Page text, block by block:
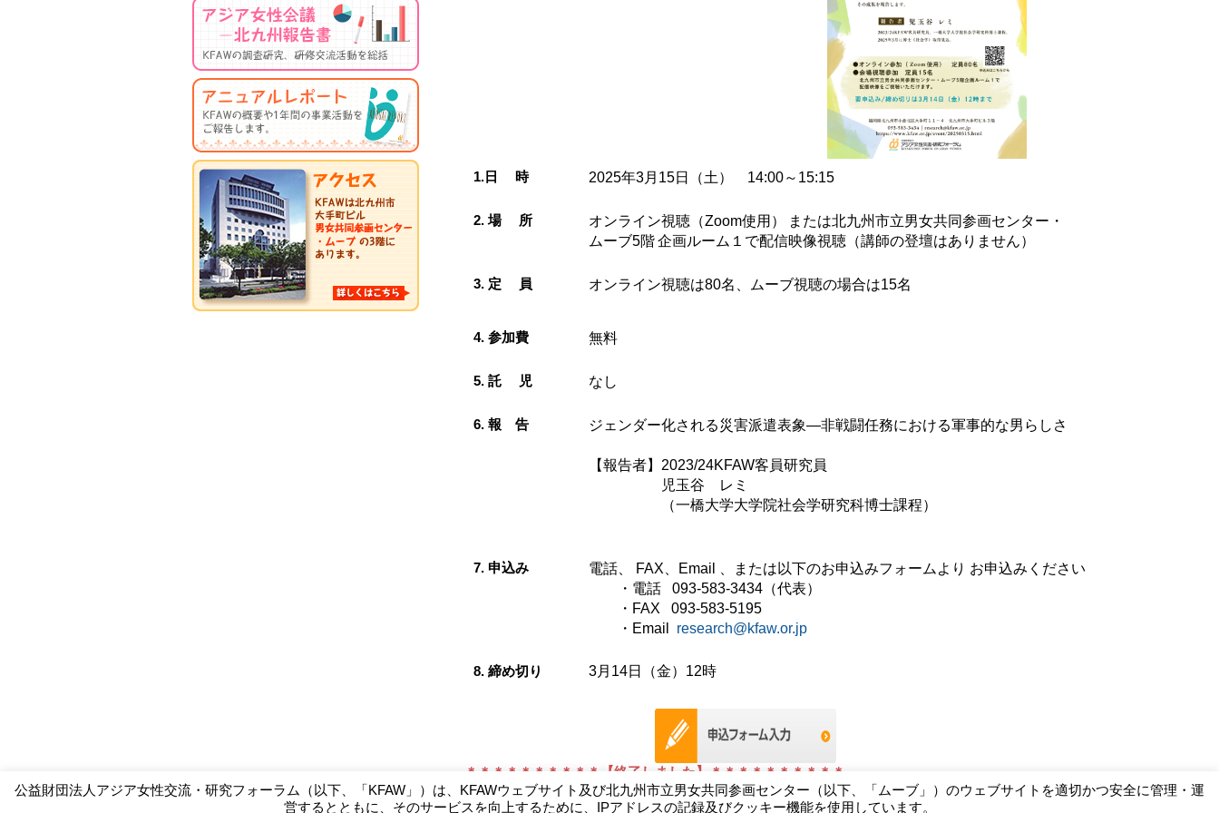
1.日 時 2025年3月15日（土） 14:00～15:15
2. 場 所 オンライン視聴（Zoom使用） または北九州市立男女共同参画センター・
ムーブ5階企画ルーム１で配信映像視聴（講師の登壇はありません）
3. 定 員 オンライン視聴は80名、ムーブ視聴の場合は15名
4. 参加費 無料
5. 託 児 なし
6. 報 告 ジェンダー化される災害派遣表象―非戦闘任務における軍事的な男らしさ
【報告者】2023/24KFAW客員研究員
児玉谷 レミ
（一橋大学大学院社会学研究科博士課程）
7. 申込み
電話、 FAX、Email 、または以下のお申込みフォームより お申込みください
・電話 093-583-3434（代表）
・FAX 093-583-5195
・Email research@kfaw.or.jp
8. 締め切り 3月14日（金）12時
＊＊＊＊＊＊＊＊＊＊【終了しました】＊＊＊＊＊＊＊＊＊＊
公益財団法人アジア女性交流・研究フォーラム（以下、「KFAW」）は、KFAWウェブサイト及び北九州市立男女共同参画センター（以下、「ムーブ」）のウェブサイトを適切かつ安全に管理・運
営するとともに、そのサービスを向上するために、IPアドレスの記録及びクッキー機能を使用しています。